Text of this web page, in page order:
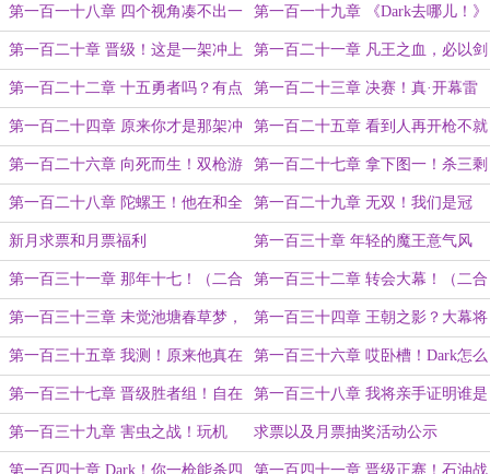
云的恐怖AK！ 鬼去吧！这是我们的CS！
第一百一十八章 四个视角凑不出一
个Dark！
第一百一十九章 《Dark去哪儿！》
（加更）
第一百二十章 晋级！这是一架冲上
云霄被击沉的银河战舰（二合一
1.4W）
第一百二十一章 凡王之血，必以剑
终！
第一百二十二章 十五勇者吗？有点
意思！（二合一）
第一百二十三章 决赛！真·开幕雷
击！（二合一）
第一百二十四章 原来你才是那架冲
上云霄的银河战舰！（二合一）
第一百二十五章 看到人再开枪不就
来不及了吗？（补更）
第一百二十六章 向死而生！双枪游
龙！（二合一1.1W）
第一百二十七章 拿下图一！杀三剩
二怎么输？（二合一）
第一百二十八章 陀螺王！他在和全
世界对枪！（二合一1.05W字）
第一百二十九章 无双！我们是冠
军！（二合一1.8W求月票）
新月求票和月票福利 第一百三十章 年轻的魔王意气风
发！(二合一)
第一百三十一章 那年十七！（二合
一）
第一百三十二章 转会大幕！（二合
一）
第一百三十三章 未觉池塘春草梦，
鱼死网破今晚走！（二合一）
第一百三十四章 王朝之影？大幕将
启！（二合一）
第一百三十五章 我测！原来他真在
练枪啊？（二合一万字）
第一百三十六章 哎卧槽！Dark怎么
这么坏啊！(二合一万字大章)
第一百三十七章 晋级胜者组！自在
极意功！（二合一万字大章）
第一百三十八章 我将亲手证明谁是
害虫！
第一百三十九章 害虫之战！玩机
器：零蛋！！！（二合一万字大章）
求票以及月票抽奖活动公示
第一百四十章 Dark！你一枪能杀四 第一百四十一章 晋级正赛！石油战